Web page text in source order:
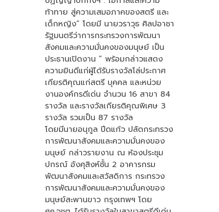
ท้าทาย สู่ความเสมอภาคของสตรี และ
เด็กหญิง” โดยมี นายวราวุธ ศิลปอาชา
รัฐมนตรีว่าการกระทรวงการพัฒนา
สังคมและความมั่นคงของมนุษย์ เป็น
ประธานเปิดงาน ” พร้อมกล่าวแสดง
ความยินดีแก่ผู้ได้รับรางวัลโล่ประกาศ
เกียรติคุณแก่สตรี บุคคล และหน่วย
งานองค์กรดีเด่น จำนวน 16 สาขา 84
รางวัล และรางวัลเกียรติคุณพิเศษ 3
รางวัล รวมเป็น 87 รางวัล
โดยมีนายอนุกูล ปีดแก้ว ปลัดกระทรวง
การพัฒนาสังคมและความมั่นคงของ
มนุษย์ กล่าวรายงาน ณ ห้องประชุม
ปกรณ์ อังศุสิงห์ชั้น 2 อาคารกรม
พัฒนาสังคมและสวัสดิการ กระทรวง
การพัฒนาสังคมและความมั่นคงของ
มนุษย์สะพานขาว กรุงเทพฯ โดย